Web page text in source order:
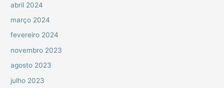
abril 2024
março 2024
fevereiro 2024
novembro 2023
agosto 2023
julho 2023